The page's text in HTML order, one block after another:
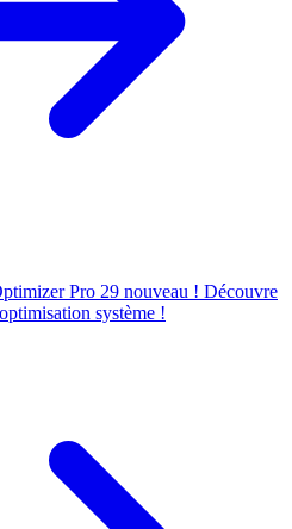
Pro 29 nouveau ! Découvre
système !